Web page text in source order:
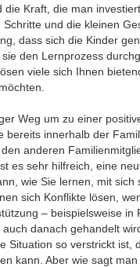
die Kraft, die man
und die kleinen
dass sich die Kinder
den Lernprozess
viele sich Ihnen
Weg um zu einer
bereits innerhalb der
anderen
es sehr hilfreich, eine
wie Sie lernen, mit
sich Konflikte lösen,
– beispielsweise
danach gehandelt
Situation so verstrickt
kann. Aber wie sagt man